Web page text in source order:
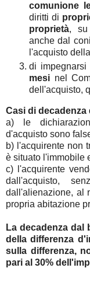
comunione
diritti di
proprietà, su
anche dal
l'acquisto
di
mesi nel
dell'acquisto,
Casi di
a) le
d'acquisto sono
b) l'acquirente non
è situato l'immobile
c) l'acquirente
dall'acquisto,
dall'alienazione, al
propria abitazione
La decadenza dal
della differenza
sulla differenza,
pari al 30%